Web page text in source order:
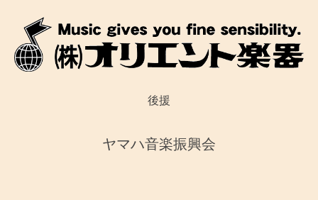
後援
ヤマハ音楽振興会